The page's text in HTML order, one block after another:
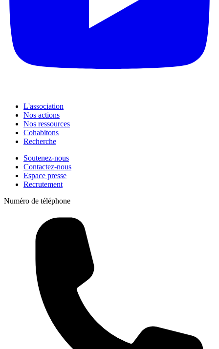
L'association
Nos actions
Nos ressources
Cohabitons
Recherche
Soutenez-nous
Contactez-nous
Espace presse
Recrutement
Numéro de téléphone